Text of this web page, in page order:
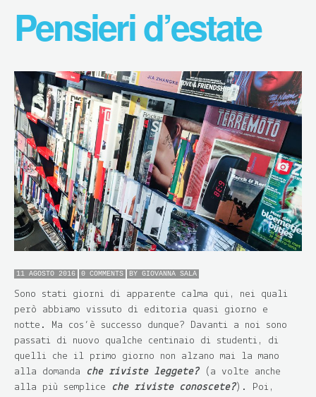
Pensieri d’estate
11 AGOSTO 2016 0 COMMENTS BY GIOVANNA SALA
Sono stati giorni di apparente calma qui, nei quali
però abbiamo vissuto di editoria quasi giorno e
notte. Ma cos’è successo dunque? Davanti a noi sono
passati di nuovo qualche centinaio di studenti, di
quelli che il primo giorno non alzano mai la mano
alla domanda
che riviste leggete?(a volte anche
alla più semplice
che riviste conoscete?). Poi,